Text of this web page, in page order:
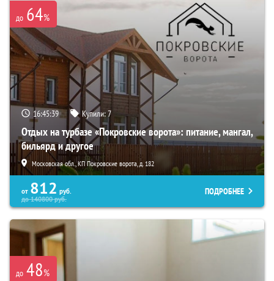
до 64%
16:45:38 Купили:7
Отдых на турбазе «Покровские ворота»: питание, мангал,
бильярд и другое
Московская обл., КП Покровские ворота, д. 182
от 812 руб.
до140800руб.
ПОДРОБНЕЕ
до 48%